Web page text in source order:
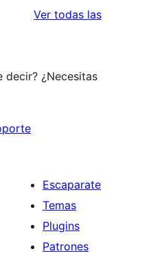
Ver todas las
decir? ¿Necesitas
Escaparate
Temas
Plugins
Patrones